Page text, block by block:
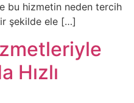
bu hizmetin neden tercih
şekilde ele […]
Hızlı